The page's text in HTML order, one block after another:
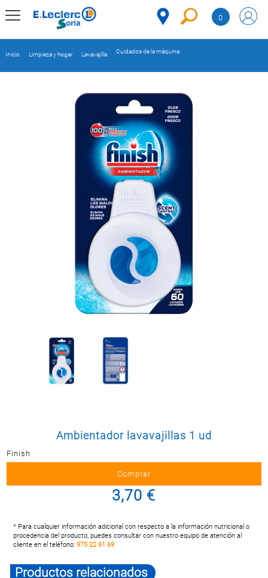
0
CORPORATIVO
MERCADO
Inicio Limpieza y hogar Lavavajilla Cuidados de la máquina
Ambientador lavavajillas 1 ud
Finish
3,70 €
* Para cualquier información adicional con respecto a la información nutricional o
procedencia del producto, puedes consultar con nuestro equipo de atención al
cliente en el teléfono:975 22 61 69
Productos relacionados